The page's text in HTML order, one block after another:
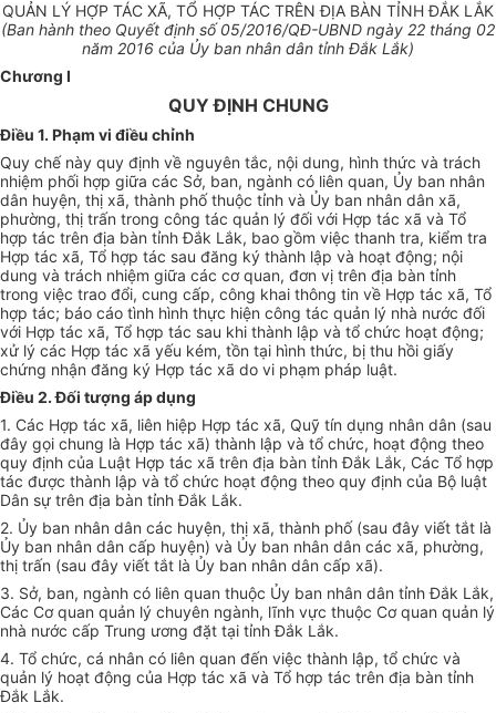
QUẢN LÝ HỢP TÁC XÃ, TỔ HỢP TÁC TRÊN ĐỊA BÀN TỈNH ĐẮK LẮK
(Ban hành theo Quyết định số05/2016/QĐ-UBND ngày 22 tháng 02
năm 2016 của Ủy ban nhân dân tỉnh Đắk Lắk)
Chương I
QUY ĐỊNH CHUNG
Điều 1. Phạm vi điều chỉnh
Quy chế này quy định về nguyên tắc, nội dung, hình thức và trách
nhiệm phối hợp giữa các Sở, ban, ngành có liên quan, Ủy ban nhân
dân huyện, thị xã, thành phố thuộc tỉnh và Ủy ban nhân dân xã,
phường, thị trấn trong công tác quản lý đối với Hợp tác xã và Tổ
hợp tác trên địa bàn tỉnh Đắk L ắk, bao gồm việc thanh tra, kiểm tra
Hợp tác xã, Tổ hợp tác sau đăng ký thành lập và hoạt động; nội
dung và trách nhiệm giữa các cơ quan, đơn vị trên địa bàn tỉnh
trong việc trao đổi, cung cấp, công khai thông tin về Hợp tác xã, Tổ
hợp tác; báo cáo tình hình thực hiện công tác quản lý nhà nước đối
với Hợp tác xã, Tổ hợp tác sau khi thành lập và tổ chức hoạt động;
xử lý các Hợp tác xã yếu kém, tồn tại hình thức, bị thu hồi giấy
chứng nhận đăng ký Hợp tác xã do vi phạm pháp luật.
Điều 2. Đối tượng áp dụng
1. Các Hợp tác xã, liên hiệp Hợp tác xã, Quỹ tín dụng nhân dân (sau
đây gọi chung là Hợp tác xã) thành lập và tổ chức, hoạt động theo
quy định của Luật Hợp tác xã trên địa bàn tỉnh Đắk Lắk, Các Tổ hợp
tác được thành lập và tổ chức hoạt động theo quy định của Bộ luật
Dân sự trên địa bàn tỉnhĐắk Lắk.
2. Ủy ban nhân dân các huyện, thị xã, thành phố (sau đây viết tắt là
Ủy ban nhân dân cấp huyện) và Ủy ban nhân dân các xã, phường,
thị trấn (sau đây viết tắt là Ủy ban nhân dân cấp xã).
3. Sở, ban, ngành có liên quan thuộc Ủy ban nhân dân tỉnh Đắk Lắk,
Các Cơ quan quản lý chuyên ngành, lĩnh vực thuộc Cơquan quản lý
nhà nước cấp Trung ương đặt tại tỉnhĐắk Lắk.
4. Tổ chức, cá nhân có liên quan đến việc thành lập, tổ chức và
quản lý hoạt động của Hợp tác xã và Tổ hợp tác trên địa bàn tỉnh
Đắk Lắk.